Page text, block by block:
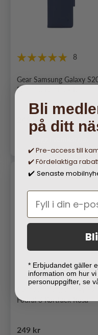
8
Gear Samsung Galaxy
Fodral 3 Kortfack Blå
Ordinarie pris
249 kr
8
Fodral 3 Kortfack Rosa
Ordinarie pris
249 kr
Bli
på ditt
✔️ Pre-access till
✔️ Fördelaktiga
✔️ Senaste
* Erbjudandet gäller
information om hur
personuppgifter, se